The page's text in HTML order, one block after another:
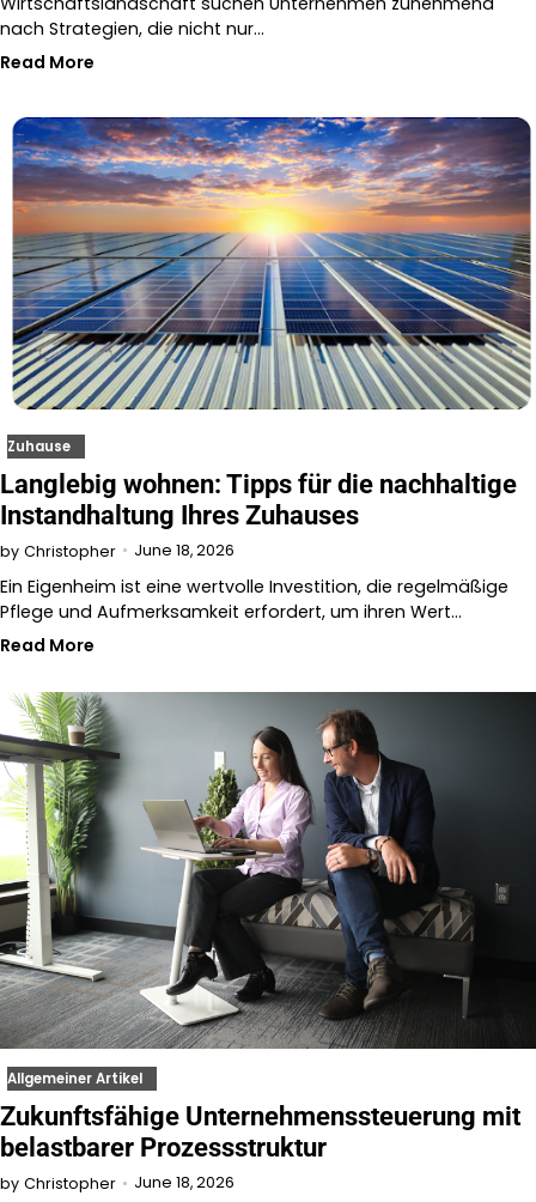
nach Strategien, die nicht nur…
Read More
Zuhause
Langlebig wohnen: Tipps für die nachhaltige
Instandhaltung Ihres Zuhauses
by Christopher June 18, 2026
Ein Eigenheim ist eine wertvolle Investition, die regelmäßige
Pflege und Aufmerksamkeit erfordert, um ihren Wert…
Read More
Allgemeiner Artikel
Zukunftsfähige Unternehmenssteuerung mit
belastbarer Prozessstruktur
by Christopher June 18, 2026